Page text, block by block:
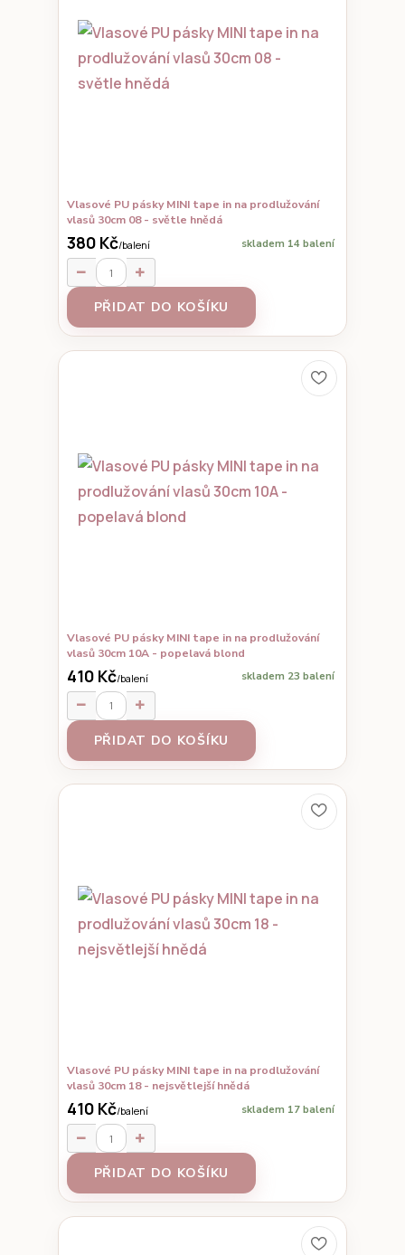
Vlasové PU pásky MINI tape in na prodlužování
vlasů 30cm 08 - světle hnědá
380 Kč/balení skladem 14 balení
PŘIDAT DO KOŠÍKU
Vlasové PU pásky MINI tape in na prodlužování
vlasů 30cm 10A - popelavá blond
410 Kč/balení skladem 23 balení
PŘIDAT DO KOŠÍKU
Vlasové PU pásky MINI tape in na prodlužování
vlasů 30cm 18 - nejsvětlejší hnědá
410 Kč/balení skladem 17 balení
PŘIDAT DO KOŠÍKU